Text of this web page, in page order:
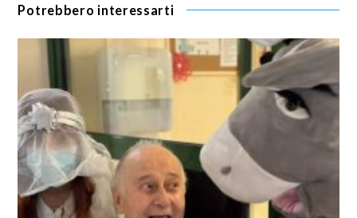
Potrebbero interessarti